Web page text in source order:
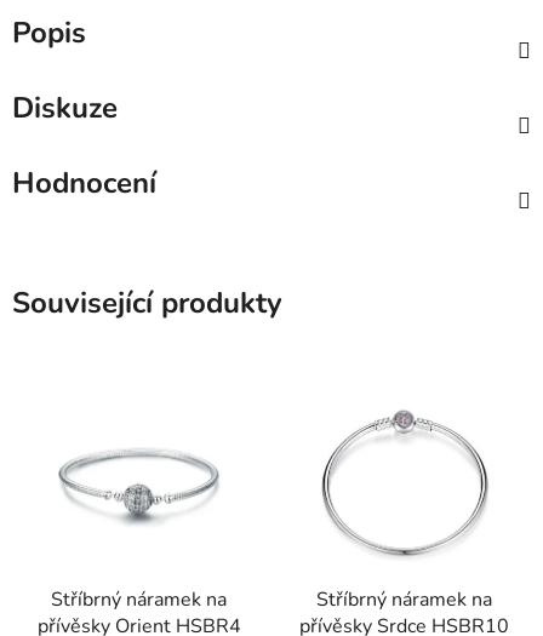
Popis
Diskuze
Hodnocení
Související produkty
Stříbrný náramek na
přívěsky Orient HSBR4
Stříbrný náramek na
přívěsky Srdce HSBR10